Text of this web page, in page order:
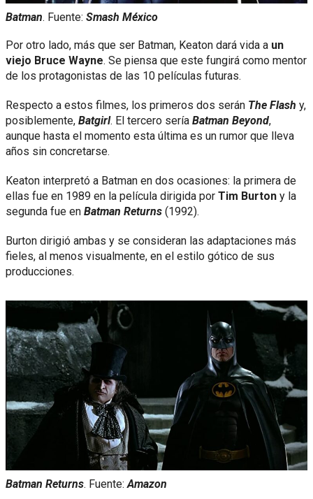
Batman. Fuente: Smash México
Por otro lado, más que ser Batman, Keaton dará vida a un
viejo Bruce Wayne. Se piensa que este fungirá como mentor
de los protagonistas de las 10 películas futuras.
Respecto a estos filmes, los primeros dos serán The Flash y,
posiblemente, Batgirl. El tercero sería Batman Beyond,
aunque hasta el momento esta última es un rumor que lleva
años sin concretarse.
Keaton interpretó a Batman en dos ocasiones: la primera de
ellas fue en 1989 en la película dirigida por Tim Burton y la
segunda fue en Batman Returns (1992).
Burton dirigió ambas y se consideran las adaptaciones más
fieles, al menos visualmente, en el estilo gótico de sus
producciones.
Batman Returns. Fuente:Amazon